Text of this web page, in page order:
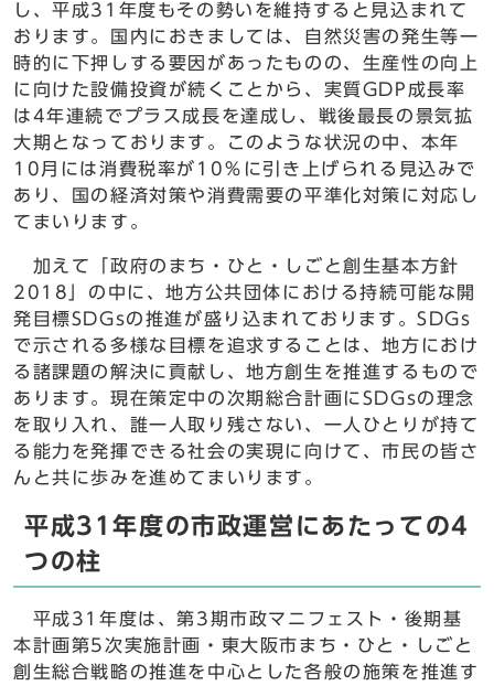
し、平成31年度もその勢いを維持すると見込まれて
おります。国内におきましては、自然災害の発生等一
時的に下押しする要因があったものの、生産性の向上
に向けた設備投資が続くことから、実質GDP成長率
は4年連続でプラス成長を達成し、戦後最長の景気拡
大期となっております。このような状況の中、本年
10月には消費税率が10％に引き上げられる見込みで
あり、国の経済対策や消費需要の平準化対策に対応し
てまいります。
加えて「政府のまち・ひと・しごと創生基本方針
2018」の中に、地方公共団体における持続可能な開
発目標SDGsの推進が盛り込まれております。SDGs
で示される多様な目標を追求することは、地方におけ
る諸課題の解決に貢献し、地方創生を推進するもので
あります。現在策定中の次期総合計画にSDGsの理念
を取り入れ、誰一人取り残さない、一人ひとりが持て
る能力を発揮できる社会の実現に向けて、市民の皆さ
んと共に歩みを進めてまいります。
平成31年度の市政運営にあたっての4
つの柱
平成31年度は、第3期市政マニフェスト・後期基
本計画第5次実施計画・東大阪市まち・ひと・しごと
創生総合戦略の推進を中心とした各般の施策を推進す